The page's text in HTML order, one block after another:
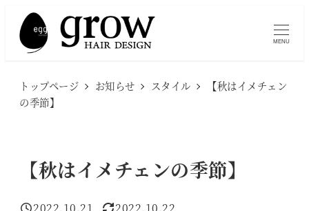
MENU
トップページ お知らせ スタイル
【秋はイメチェン
の季節】
【秋はイメチェンの季節】